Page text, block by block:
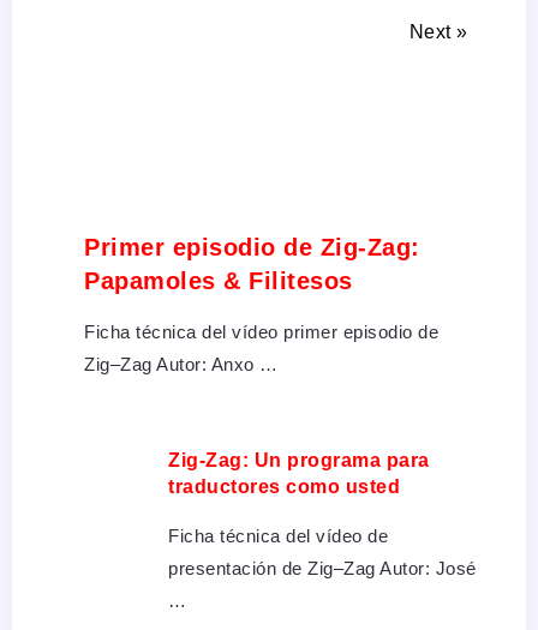
Next »
Primer episodio de Zig-Zag:
Papamoles & Filitesos
Ficha técnica del vídeo primer episodio de
Zig–Zag Autor: Anxo …
Zig-Zag: Un programa para
traductores como usted
Ficha técnica del vídeo de
presentación de Zig–Zag Autor: José
…